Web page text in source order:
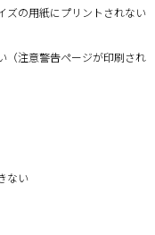
ズの用紙にプリントされない
（注意警告ページが印刷され
ない